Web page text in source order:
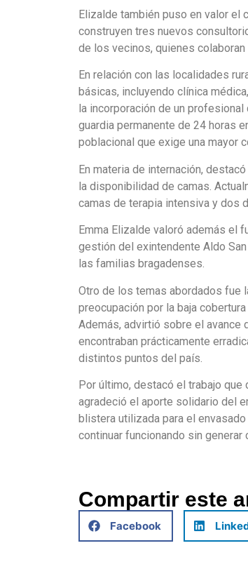
Elizalde también puso en valor el
construyen tres nuevos
de los vecinos, quienes
En relación con las localidades
básicas, incluyendo clínica
la incorporación de un
guardia permanente de 24 horas
poblacional que exige una mayor
En materia de internación,
la disponibilidad de camas.
camas de terapia intensiva y dos
Emma Elizalde valoró además el
gestión del exintendente Aldo
las familias bragadenses.
Otro de los temas abordados fue
preocupación por la baja
Además, advirtió sobre el avance
encontraban prácticamente
distintos puntos del país.
Por último, destacó el trabajo
agradeció el aporte solidario del
blistera utilizada para el
continuar funcionando sin
Compartir este
Facebook